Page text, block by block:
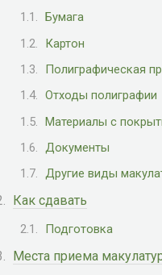
Бумага
Картон
Полиграфическая
Отходы полиграфии
Материалы с
Документы
Другие виды
Как сдавать
Подготовка
Места приема